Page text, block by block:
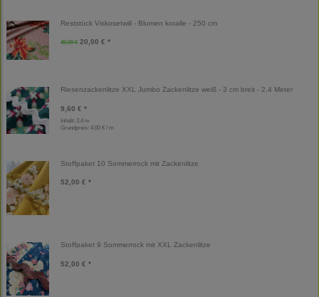
Reststück Viskosetwill - Blumen koralle - 250 cm
40,00 € 20,00 € *
Riesenzackenlitze XXL Jumbo Zackenlitze weiß - 3 cm breit - 2,4 Meter
9,60 € *
Inhalt: 2,4 m
Grundpreis: 4,00 € / m
Stoffpaket 10 Sommerrock mit Zackenlitze
52,00 € *
Stoffpaket 9 Sommerrock mit XXL Zackenlitze
52,00 € *